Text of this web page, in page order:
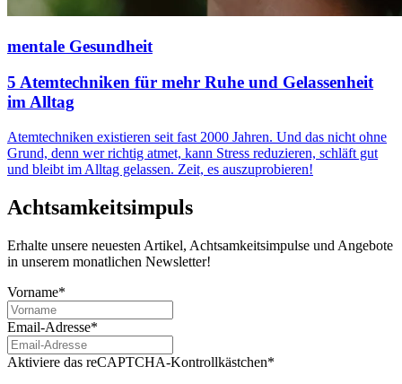
mentale Gesundheit
5 Atemtechniken für mehr Ruhe und Gelassenheit
im Alltag
Atemtechniken existieren seit fast 2000 Jahren. Und das nicht ohne
Grund, denn wer richtig atmet, kann Stress reduzieren, schläft gut
und bleibt im Alltag gelassen. Zeit, es auszuprobieren!
Achtsamkeitsimpuls
Erhalte unsere neuesten Artikel, Achtsamkeitsimpulse und Angebote
in unserem monatlichen Newsletter!
Vorname*
Email-Adresse*
Aktiviere das reCAPTCHA-Kontrollkästchen*